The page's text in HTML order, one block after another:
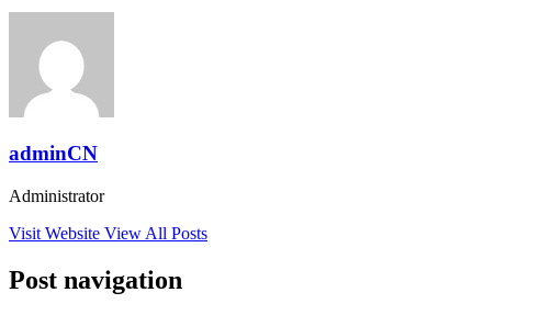
adminCN
Administrator
Visit Website View All Posts
Post navigation